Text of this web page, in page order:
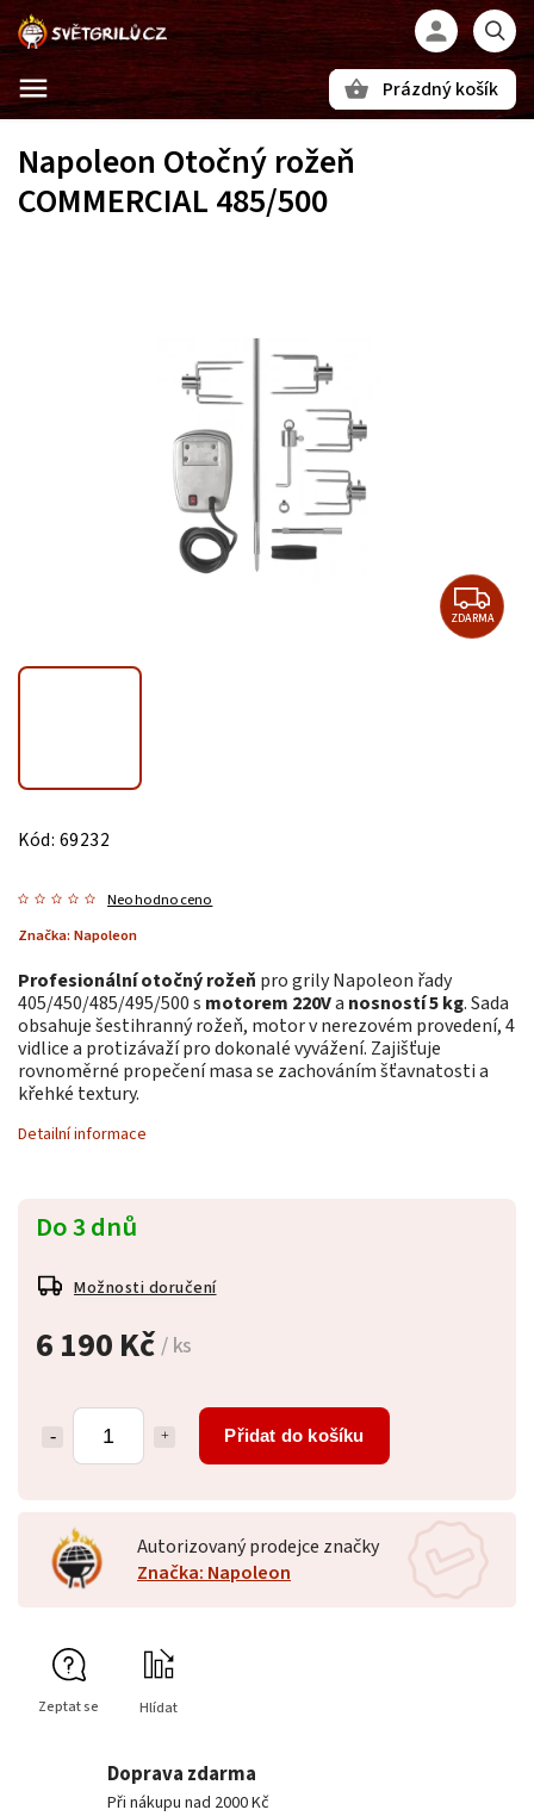
Prázdný košík
Napoleon Otočný rožeň
COMMERCIAL 485/500
ZDARMA
Kód: 69232
Neohodnoceno
Značka: Napoleon
6 190 Kč/ ks
Přidat do košíku
Do 3 dnů
Možnosti doručení
Profesionální otočný rožeň pro grily Napoleon řady
405/450/485/495/500 s motorem 220Va nosností 5 kg. Sada
obsahuje šestihranný rožeň, motor v nerezovém provedení, 4
vidlice a protizávaží pro dokonalé vyvážení. Zajišťuje
rovnoměrné propečení masa se zachováním šťavnatosti a
křehké textury.
Detailní informace
Autorizovaný prodejce značky
Značka: Napoleon
Zeptat se Hlídat
Doprava zdarma
Při nákupu nad 2000 Kč